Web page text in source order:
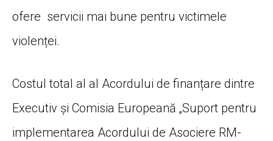
ofere servicii mai bune pentru victimele
violenței.
Costul total al al Acordului de finanțare dintre
Executiv și Comisia Europeană „Suport pentru
implementarea Acordului de Asociere RM-